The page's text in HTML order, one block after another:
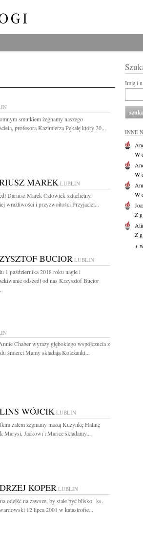
smutkiem żegnamy naszego
profesora Kazimierza Pękalę który 20...
MAREKLUBLIN
Dariusz Marek Człowiek szlachetny,
wrażliwości i przyzwoitości Przyjaciel...
BUCIORLUBLIN
1 października 2018 roku nagle i
odszedł od nas Krzysztof Bucior
Chaber wyrazy głębokiego współczucia z
śmierci Mamy składają Koleżanki...
WÓJCIK LUBLIN
żalem żegnamy naszą Kuzynkę Halinę
Marysi, Jackowi i Marice składamy...
KOPERLUBLIN
odejść na zawsze, by stale być blisko" ks.
12 lipca 2001 w katastrofie...
Imię i
INNE
W
W
W
Z
Z
+